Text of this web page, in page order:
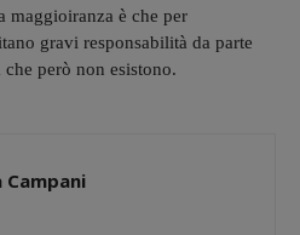
maggioiranza è che per
gravi responsabilità da parte
però non esistono.
Campani